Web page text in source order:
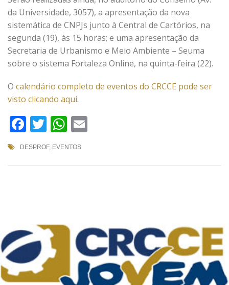
da Universidade, 3057), a apresentação da nova
sistemática de CNPJs junto à Central de Cartórios, na
segunda (19), às 15 horas; e uma apresentação da
Secretaria de Urbanismo e Meio Ambiente – Seuma
sobre o sistema Fortaleza Online, na quinta-feira (22).
O calendário completo de eventos do CRCCE pode ser
visto clicando aqui.
Facebook
TwitterWhatsApp
DESPROF, EVENTOS